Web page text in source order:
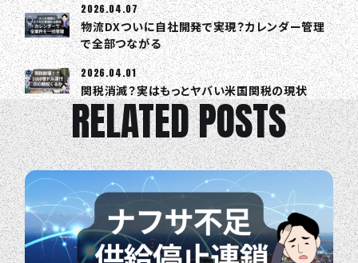
2026.04.07
物流DXついに自社開発で実現？カレンダー管理
で全部つながる
2026.04.01
関税消滅？実はもっとヤバい米国関税の現状
RELATED POSTS